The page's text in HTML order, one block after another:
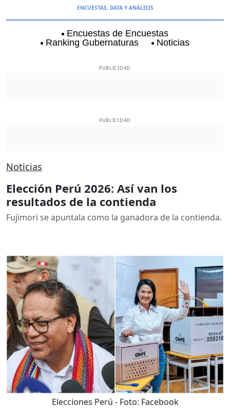
ENCUESTAS, DATA Y ANÁLISIS
Encuestas de Encuestas
Ranking Gubernaturas
Noticias
PUBLICIDAD
PUBLICIDAD
Noticias
Elección Perú 2026: Así van los
resultados de la contienda
Fujimori se apuntala como la ganadora de la contienda.
Elecciones Perú - Foto: Facebook